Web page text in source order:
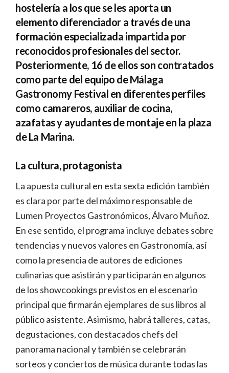
hostelería a los que se les aporta un
elemento diferenciador a través de una
formación especializada impartida por
reconocidos profesionales del sector.
Posteriormente, 16 de ellos son contratados
como parte del equipo de Málaga
Gastronomy Festival en diferentes perfiles
como camareros, auxiliar de cocina,
azafatas y ayudantes de montaje en la plaza
de La Marina.
La cultura, protagonista
La apuesta cultural en esta sexta edición también
es clara por parte del máximo responsable de
Lumen Proyectos Gastronómicos, Álvaro Muñoz.
En ese sentido, el programa incluye debates sobre
tendencias y nuevos valores en Gastronomía, así
como la presencia de autores de ediciones
culinarias que asistirán y participarán en algunos
de los showcookings previstos en el escenario
principal que firmarán ejemplares de sus libros al
público asistente. Asimismo, habrá talleres, catas,
degustaciones, con destacados chefs del
panorama nacional y también se celebrarán
sorteos y conciertos de música durante todas las